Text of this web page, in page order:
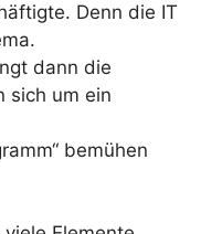
Denn die IT
dann die
sich um ein
bemühen